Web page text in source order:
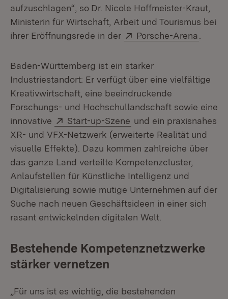
aufzuschlagen“, so Dr. Nicole Hoffmeister-Kraut,
Ministerin für Wirtschaft, Arbeit und Tourismus bei
ihrer Eröffnungsrede in der
Extern:
Porsche-Arena
Baden-Württemberg ist ein starker
Industriestandort: Er verfügt über eine vielfältige
Kreativwirtschaft, eine beeindruckende
Forschungs- und Hochschullandschaft sowie eine
innovative
Extern:
Start-up-Szene (Öffnet in neuem
und ein praxisnahes
XR- und VFX-Netzwerk (erweiterte Realität und
visuelle Effekte). Dazu kommen zahlreiche über
das ganze Land verteilte Kompetenzcluster,
Anlaufstellen für Künstliche Intelligenz und
Digitalisierung sowie mutige Unternehmen auf der
Suche nach neuen Geschäftsideen in einer sich
rasant entwickelnden digitalen Welt.
Bestehende Kompetenznetzwerke
stärker vernetzen
„Für uns ist es wichtig, die bestehenden